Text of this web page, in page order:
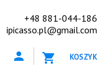
+48 881-044-186
ipicasso.pl@gmail.com
KOSZYK